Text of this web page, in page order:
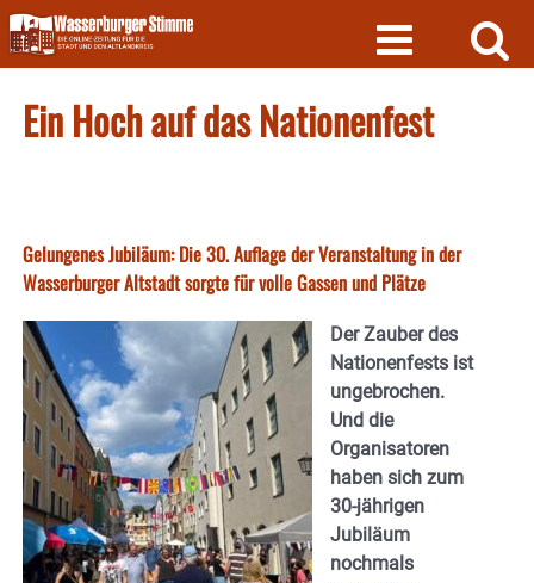
Skip
to
content
Ein Hoch auf das Nationenfest
Gelungenes Jubiläum: Die 30. Auflage der Veranstaltung in der
Wasserburger Altstadt sorgte für volle Gassen und Plätze
Der Zauber des
Nationenfests ist
ungebrochen.
Und die
Organisatoren
haben sich zum
30-jährigen
Jubiläum
nochmals